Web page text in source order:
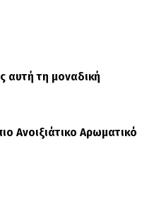
αυτή τη μοναδική
Ανοιξιάτικο Αρωματικό